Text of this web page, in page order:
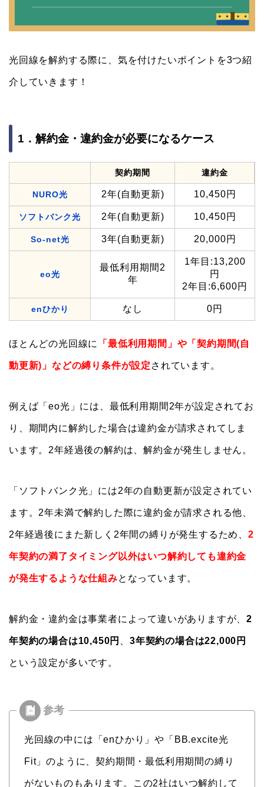
光回線を解約する際に、気を付けたいポイントを3つ紹
介していきます！
1．解約金・違約金が必要になるケース
契約期間 違約金
NURO光 2年(自動更新) 10,450円
ソフトバンク光 2年(自動更新) 10,450円
So-net光 3年(自動更新) 20,000円
eo光
最低利用期間2
年
1年目:13,200
円
2年目:6,600円
enひかり なし 0円
ほとんどの光回線に 「最低利用期間」や「契約期間(自
動更新)」などの縛り条件が設定 されています。
例えば「eo光」には、最低利用期間2年が設定されてお
り、期間内に解約した場合は違約金が請求されてしま
います。2年経過後の解約は、解約金が発生しません。
「ソフトバンク光」には2年の自動更新が設定されてい
ます。2年未満で解約した際に違約金が請求される他、
2年経過後にまた新しく2年間の縛りが発生するため、 2
年契約の満了タイミング以外はいつ解約しても違約金
が発生するような仕組みとなっています。
解約金・違約金は事業者によって違いがありますが、2
年契約の場合は10,450円 、3年契約の場合は22,000円
という設定が多いです。
光回線の中には「enひかり」や「BB.excite光
Fit」のように、契約期間・最低利用期間の縛り
がないものもあります。この2社はいつ解約して